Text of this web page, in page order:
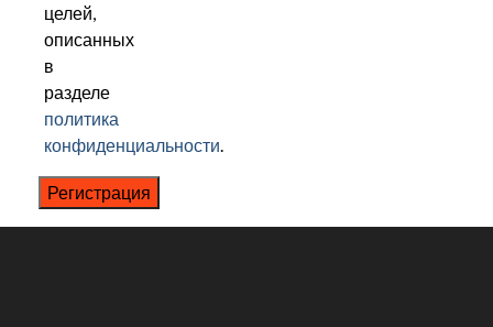
целей,
описанных
в
разделе
политика
конфиденциальности.
Регистрация